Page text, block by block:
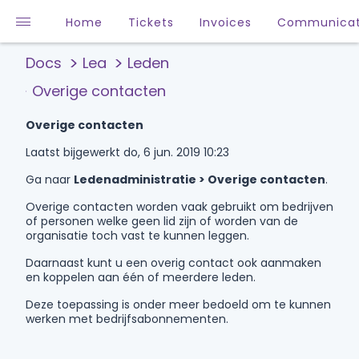
Home Tickets Invoices
Docs Lea
Leden
Overige contacten
Overige contacten
Laatst bijgewerkt do, 6 jun. 2019 10:23
Ga naar Ledenadministratie > Overige contacten.
Overige contacten worden vaak gebruikt om bedrijven
of personen welke geen lid zijn of worden van de
organisatie toch vast te kunnen leggen.
Daarnaast kunt u een overig contact ook aanmaken
en koppelen aan één of meerdere leden.
Deze toepassing is onder meer bedoeld om te kunnen
werken met bedrijfsabonnementen.